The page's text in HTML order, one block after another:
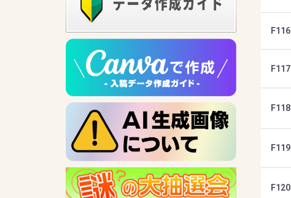
F116
F117
F118
F119
F120